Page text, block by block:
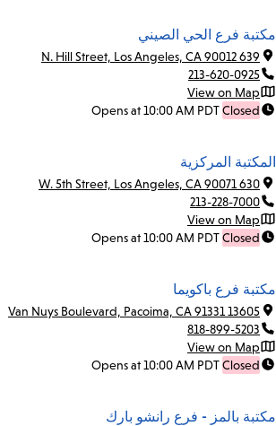
مكتبة فرع الحي الصيني
639 N. Hill Street, Los Angeles, CA 90012
213-620-0925
View on Map
Closed
Opens at 10:00 AM PDT
المكتبة المركزية
630 W. 5th Street, Los Angeles, CA 90071
213-228-7000
View on Map
Closed
Opens at 10:00 AM PDT
مكتبة فرع باكويما
13605 Van Nuys Boulevard, Pacoima, CA 91331
818-899-5203
View on Map
Closed
Opens at 10:00 AM PDT
مكتبة بالمز - فرع رانشو بارك